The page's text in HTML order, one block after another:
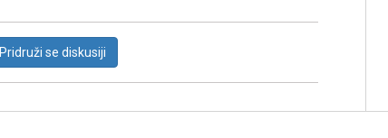
Pridruži se diskusiji